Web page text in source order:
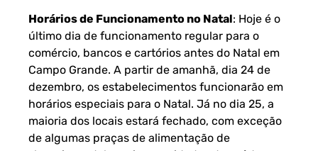
Horários de Funcionamento no Natal: Hoje é o
último dia de funcionamento regular para o
comércio, bancos e cartórios antes do Natal em
Campo Grande. A partir de amanhã, dia 24 de
dezembro, os estabelecimentos funcionarão em
horários especiais para o Natal. Já no dia 25, a
maioria dos locais estará fechado, com exceção
de algumas praças de alimentação de